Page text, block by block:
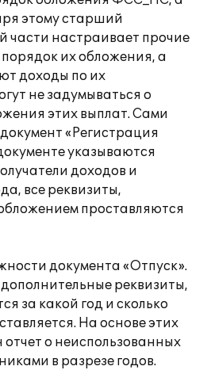
этому старший
части настраивает прочие
их обложения, а
доходы по их
не задумываться о
этих выплат. Сами
«Регистрация
указываются
доходов и
все реквизиты,
проставляются
документа «Отпуск».
реквизиты,
за какой год и сколько
На основе этих
о неиспользованных
в разрезе годов.